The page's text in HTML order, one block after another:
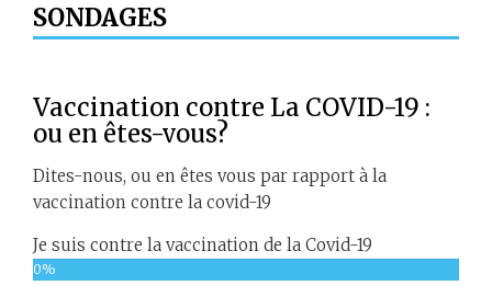
SONDAGES
Vaccination contre La COVID-19 :
ou en êtes-vous?
Dites-nous, ou en êtes vous par rapport à la
vaccination contre la covid-19
Je suis contre la vaccination de la Covid-19
0%